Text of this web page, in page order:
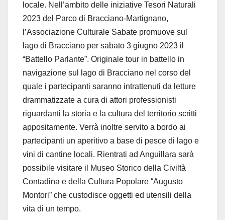
locale. Nell’ambito delle iniziative Tesori Naturali
2023 del Parco di Bracciano-Martignano,
l’Associazione Culturale Sabate promuove sul
lago di Bracciano per sabato 3 giugno 2023 il
“Battello Parlante”. Originale tour in battello in
navigazione sul lago di Bracciano nel corso del
quale i partecipanti saranno intrattenuti da letture
drammatizzate a cura di attori professionisti
riguardanti la storia e la cultura del territorio scritti
appositamente. Verrà inoltre servito a bordo ai
partecipanti un aperitivo a base di pesce di lago e
vini di cantine locali. Rientrati ad Anguillara sarà
possibile visitare il Museo Storico della Civiltà
Contadina e della Cultura Popolare “Augusto
Montori” che custodisce oggetti ed utensili della
vita di un tempo.